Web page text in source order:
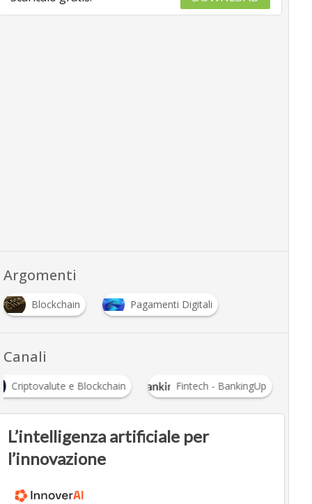
Argomenti
Blockchain Pagamenti Digitali
Canali
Criptovalute e Blockchain Fintech - BankingUp
L’intelligenza artificiale per
l’innovazione